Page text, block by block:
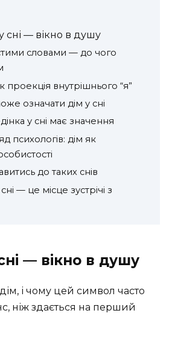
сні — вікно в душу
словами — до чого
проекція внутрішнього “я”
означати дім у сні
у сні має значення
психологів: дім як
до таких снів
— це місце зустрічі з
— вікно в душу
і чому цей символ часто
ніж здається на перший